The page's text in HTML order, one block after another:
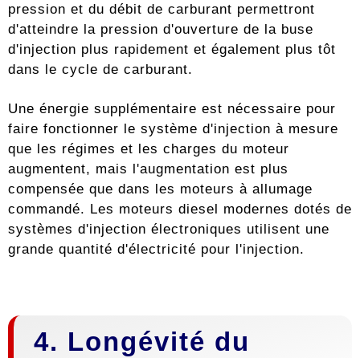
pression et du débit de carburant permettront
d'atteindre la pression d'ouverture de la buse
d'injection plus rapidement et également plus tôt
dans le cycle de carburant.
Une énergie supplémentaire est nécessaire pour
faire fonctionner le système d'injection à mesure
que les régimes et les charges du moteur
augmentent, mais l'augmentation est plus
compensée que dans les moteurs à allumage
commandé. Les moteurs diesel modernes dotés de
systèmes d'injection électroniques utilisent une
grande quantité d'électricité pour l'injection.
4. Longévité du